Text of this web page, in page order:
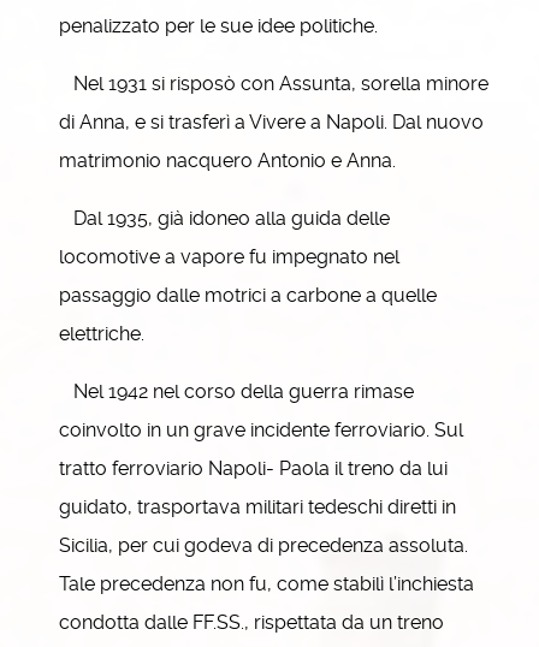
penalizzato per le sue idee politiche.
Nel 1931 si risposò con Assunta, sorella minore
di Anna, e si trasferì a Vivere a Napoli. Dal nuovo
matrimonio nacquero Antonio e Anna.
Dal 1935, già idoneo alla guida delle
locomotive a vapore fu impegnato nel
passaggio dalle motrici a carbone a quelle
elettriche.
Nel 1942 nel corso della guerra rimase
coinvolto in un grave incidente ferroviario. Sul
tratto ferroviario Napoli- Paola il treno da lui
guidato, trasportava militari tedeschi diretti in
Sicilia, per cui godeva di precedenza assoluta.
Tale precedenza non fu, come stabilì l’inchiesta
condotta dalle FF.SS., rispettata da un treno